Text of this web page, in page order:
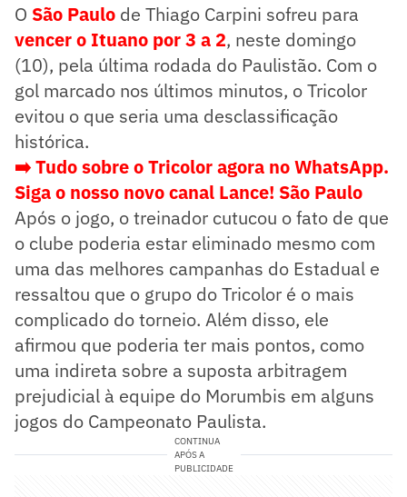
O São Paulo de Thiago Carpini sofreu para
vencer o Ituano por 3 a 2, neste domingo
(10), pela última rodada do Paulistão. Com o
gol marcado nos últimos minutos, o Tricolor
evitou o que seria uma desclassificação
histórica.
➡️ Tudo sobre o Tricolor agora no WhatsApp.
Siga o nosso novo canal Lance! São Paulo
Após o jogo, o treinador cutucou o fato de que
o clube poderia estar eliminado mesmo com
uma das melhores campanhas do Estadual e
ressaltou que o grupo do Tricolor é o mais
complicado do torneio. Além disso, ele
afirmou que poderia ter mais pontos, como
uma indireta sobre a suposta arbitragem
prejudicial à equipe do Morumbis em alguns
jogos do Campeonato Paulista.
CONTINUA
APÓS A
PUBLICIDADE